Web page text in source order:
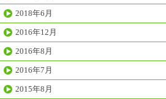
2018年6月
2016年12月
2016年8月
2016年7月
2015年8月